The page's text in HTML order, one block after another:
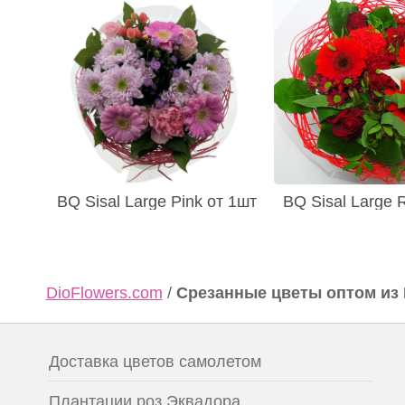
BQ Sisal Large Pink от 1шт BQ Sisal Large
DioFlowers.com / Срезанные цветы оптом из
Доставка цветов самолетом
Плантации роз Эквадора